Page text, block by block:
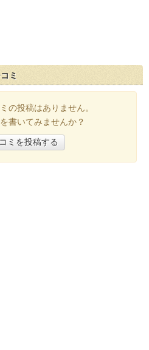
ミ
の投稿はありません。
書いてみませんか？
ミを投稿する